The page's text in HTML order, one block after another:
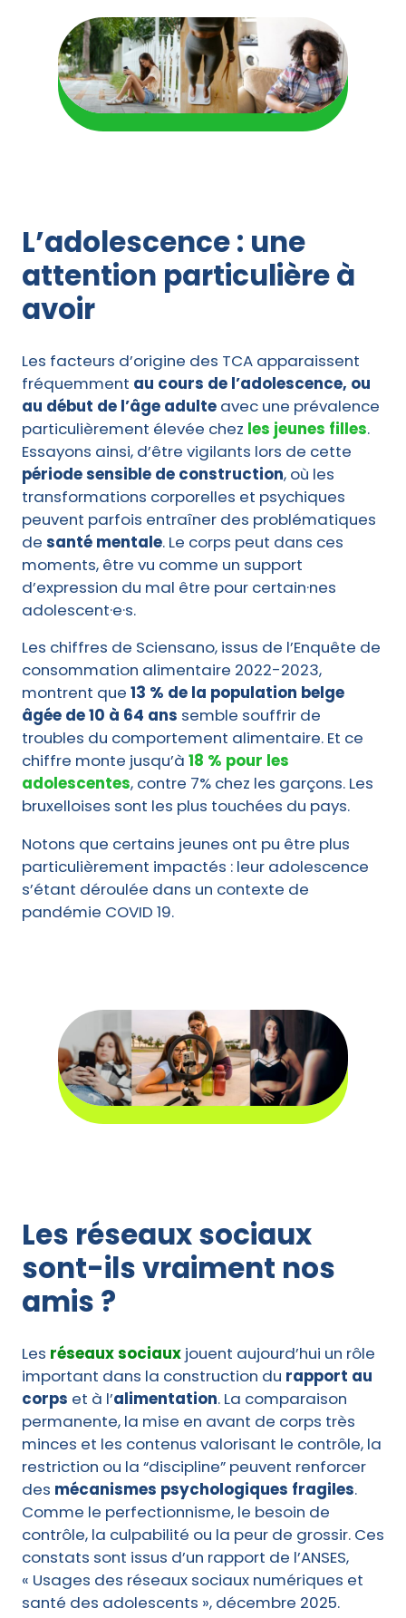
L’adolescence : une
attention particulière à
avoir
Les facteurs d’origine des TCA apparaissent
fréquemment au cours de l’adolescence, ou
au début de l’âge adulte avec une prévalence
particulièrement élevée chez les jeunes filles.
Essayons ainsi, d’être vigilants lors de cette
période sensible de construction, où les
transformations corporelles et psychiques
peuvent parfois entraîner des problématiques
de santé mentale. Le corps peut dans ces
moments, être vu comme un support
d’expression du mal être pour certain·nes
adolescent·e·s.
Les chiffres de Sciensano, issus de l’Enquête de
consommation alimentaire 2022-2023,
montrent que 13 % de la population belge
âgée de 10 à 64 ans semble souffrir de
troubles du comportement alimentaire. Et ce
chiffre monte jusqu’à 18 % pour les
adolescentes, contre 7% chez les garçons. Les
bruxelloises sont les plus touchées du pays.
Notons que certains jeunes ont pu être plus
particulièrement impactés : leur adolescence
s’étant déroulée dans un contexte de
pandémie COVID 19.
Les réseaux sociaux
sont-ils vraiment nos
amis ?
Les réseaux sociaux jouent aujourd’hui un rôle
important dans la construction du rapport au
corps et à l’alimentation. La comparaison
permanente, la mise en avant de corps très
minces et les contenus valorisant le contrôle, la
restriction ou la “discipline” peuvent renforcer
des mécanismes psychologiques fragiles.
Comme le perfectionnisme, le besoin de
contrôle, la culpabilité ou la peur de grossir. Ces
constats sont issus d’un rapport de l’ANSES,
« Usages des réseaux sociaux numériques et
santé des adolescents », décembre 2025.